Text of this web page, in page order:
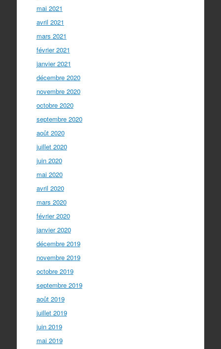
mai 2021
avril 2021
mars 2021
février 2021
janvier 2021
décembre 2020
novembre 2020
octobre 2020
septembre 2020
août 2020
juillet 2020
juin 2020
mai 2020
avril 2020
mars 2020
février 2020
janvier 2020
décembre 2019
novembre 2019
octobre 2019
septembre 2019
août 2019
juillet 2019
juin 2019
mai 2019